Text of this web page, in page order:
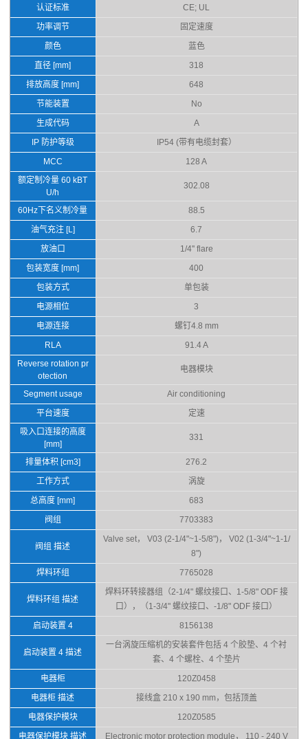
认证标准
CE; UL
功率调节
固定速度
颜色
蓝色
直径 [mm]
318
排放高度 [mm]
648
节能装置
No
生成代码
A
IP 防护等级
IP54 (带有电缆封套）
MCC
128 A
额定制冷量 60 kBT
U/h
302.08
60Hz下名义制冷量
88.5
油气充注 [L]
6.7
放油口
1/4'' flare
包装宽度 [mm]
400
包装方式
单包装
电源相位
3
电源连接
螺钉4.8 mm
RLA
91.4 A
Reverse rotation pr
otection
电器模块
Segment usage
Air conditioning
平台速度
定速
吸入口连接的高度
[mm]
331
排量体积 [cm3]
276.2
工作方式
涡旋
总高度 [mm]
683
阀组
7703383
阀组 描述
Valve set， V03 (2-1/4"~1-5/8")， V02 (1-3/4"~1-1/
8")
焊料环组
7765028
焊料环组 描述
焊料环转接器组（2-1/4" 螺纹接口、1-5/8" ODF 接
口），（1-3/4" 螺纹接口、-1/8" ODF 接口）
启动装置 4
8156138
启动装置 4 描述
一台涡旋压缩机的安装套件包括 4 个胶垫、4 个衬
套、4 个螺栓、4 个垫片
电器柜
120Z0458
电器柜 描述
接线盒 210 x 190 mm，包括顶盖
电器保护模块
120Z0585
电器保护模块 描述
Electronic motor protection module， 110 - 240 V